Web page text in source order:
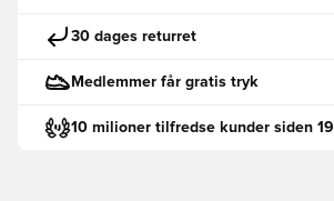
30 dages returret
Medlemmer får gratis tryk
10 milioner tilfredse kunder siden